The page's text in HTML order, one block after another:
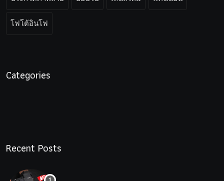
โฟโต้อินโฟ
Categories
Recent Posts